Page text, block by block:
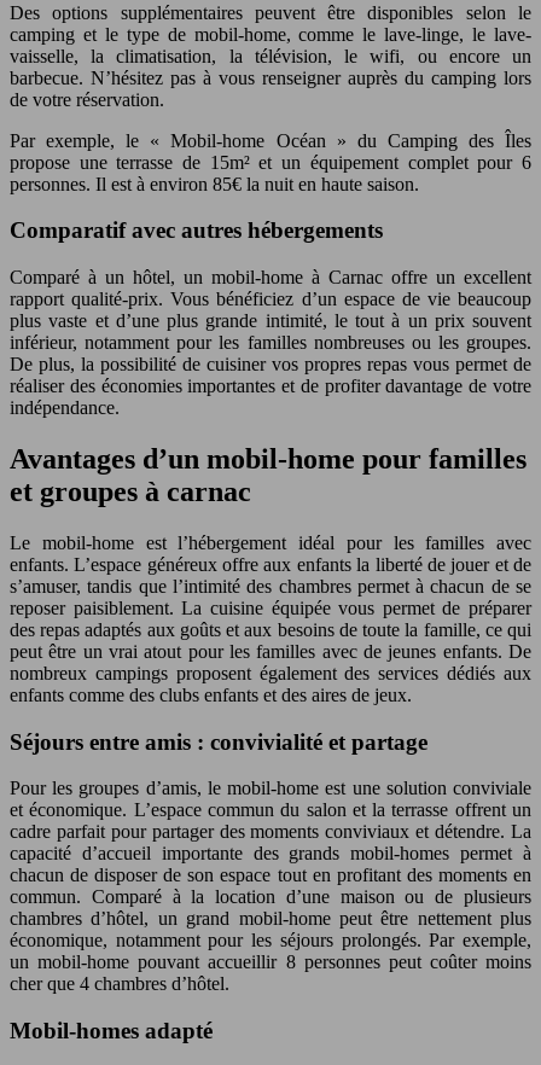
Des options supplémentaires peuvent être disponibles selon le
camping et le type de mobil-home, comme le lave-linge, le lave-
vaisselle, la climatisation, la télévision, le wifi, ou encore un
barbecue. N’hésitez pas à vous renseigner auprès du camping lors
de votre réservation.
Par exemple, le « Mobil-home Océan » du Camping des Îles
propose une terrasse de 15m² et un équipement complet pour 6
personnes. Il est à environ 85€ la nuit en haute saison.
Comparatif avec autres hébergements
Comparé à un hôtel, un mobil-home à Carnac offre un excellent
rapport qualité-prix. Vous bénéficiez d’un espace de vie beaucoup
plus vaste et d’une plus grande intimité, le tout à un prix souvent
inférieur, notamment pour les familles nombreuses ou les groupes.
De plus, la possibilité de cuisiner vos propres repas vous permet de
réaliser des économies importantes et de profiter davantage de votre
indépendance.
Avantages d’un mobil-home pour familles
et groupes à carnac
Le mobil-home est l’hébergement idéal pour les familles avec
enfants. L’espace généreux offre aux enfants la liberté de jouer et de
s’amuser, tandis que l’intimité des chambres permet à chacun de se
reposer paisiblement. La cuisine équipée vous permet de préparer
des repas adaptés aux goûts et aux besoins de toute la famille, ce qui
peut être un vrai atout pour les familles avec de jeunes enfants. De
nombreux campings proposent également des services dédiés aux
enfants comme des clubs enfants et des aires de jeux.
Séjours entre amis : convivialité et partage
Pour les groupes d’amis, le mobil-home est une solution conviviale
et économique. L’espace commun du salon et la terrasse offrent un
cadre parfait pour partager des moments conviviaux et détendre. La
capacité d’accueil importante des grands mobil-homes permet à
chacun de disposer de son espace tout en profitant des moments en
commun. Comparé à la location d’une maison ou de plusieurs
chambres d’hôtel, un grand mobil-home peut être nettement plus
économique, notamment pour les séjours prolongés. Par exemple,
un mobil-home pouvant accueillir 8 personnes peut coûter moins
cher que 4 chambres d’hôtel.
Mobil-homes adapté